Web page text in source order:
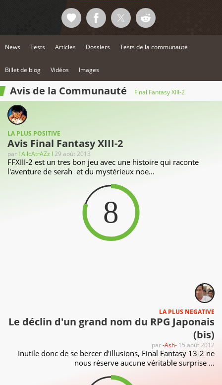
News Tests Articles Dossiers Tests de la communauté
Billet de blog Vidéos Images
Avis de la Communauté Final Fantasy XIII-2
LA PLUS POSITIVE
Avis Final Fantasy XIII-2
par I AllcAtrAZz I29 août 2013
FFXIII-2 est un tres bon jeu avec une histoire qui raconte
l'aventure de serah et du mystérieux noe...
8
LA PLUS NEGATIVE
Le déclin d'un grand nom du RPG Japonais
(bis)
par-Ash- 15 août 2012
Inutile donc de se bercer d'illusions, Final Fantasy 13-2 ne
nous réserve aucune véritable surprise ...